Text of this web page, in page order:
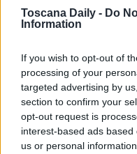
Toscana Daily - Do
Information
If you wish to opt-out of
processing of your
targeted advertising by
section to confirm your
opt-out request is
interest-based ads
us or personal